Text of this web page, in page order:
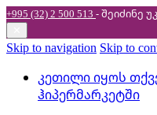
+995 (32) 2 500 513 - შეიძინე
Skip to navigation Skip to
კეთილი იყოს
ჰიპერმარკეტში